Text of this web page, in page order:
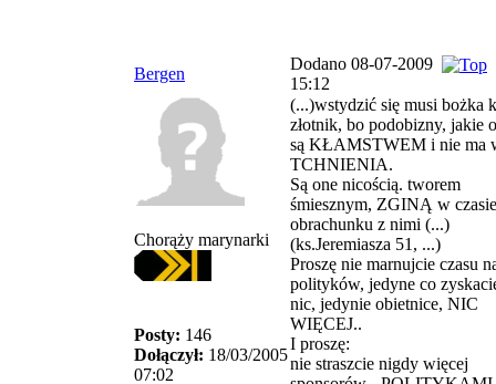
Bergen
Dodano 08-07-2009
15:12
Chorąży marynarki
Posty: 146
Dołączył: 18/03/2005
07:02
(...)wstydzić się musi bożka
złotnik, bo podobizny, jakie
są KŁAMSTWEM i nie ma
TCHNIENIA.
Są one nicością. tworem
śmiesznym, ZGINĄ w czasie
obrachunku z nimi (...)
(ks.Jeremiasza 51, ...)
Proszę nie marnujcie czasu
polityków, jedyne co
nic, jedynie obietnice, NIC
WIĘCEJ..
I proszę:
nie straszcie nigdy więcej